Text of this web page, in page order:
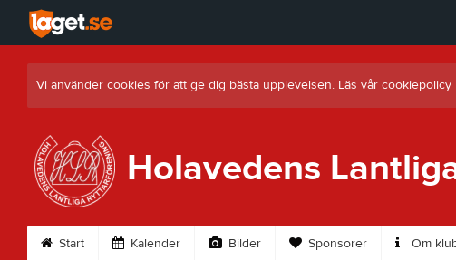
Vi använder cookies för att ge dig bästa upplevelsen. Läs vår cookiepolicy
Holavedens
Start Kalender Bilder Sponsorer Om